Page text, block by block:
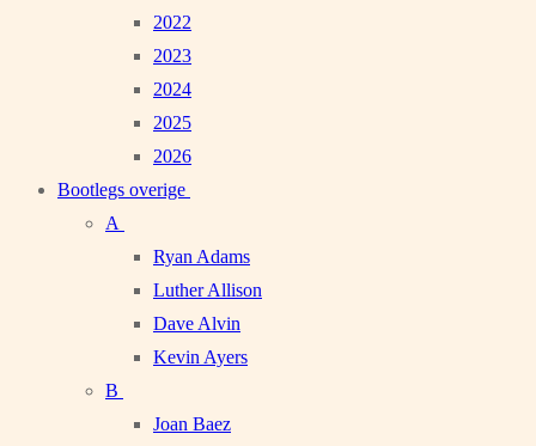
2022
2023
2024
2025
2026
Bootlegs overige
A
Ryan Adams
Luther Allison
Dave Alvin
Kevin Ayers
B
Joan Baez